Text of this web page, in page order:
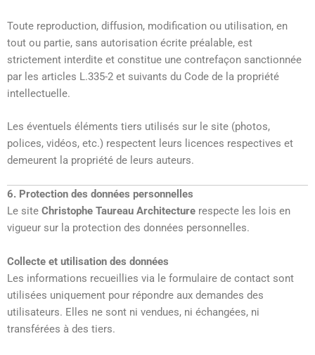
Toute reproduction, diffusion, modification ou utilisation, en
tout ou partie, sans autorisation écrite préalable, est
strictement interdite et constitue une contrefaçon sanctionnée
par les articles L.335-2 et suivants du Code de la propriété
intellectuelle.
Les éventuels éléments tiers utilisés sur le site (photos,
polices, vidéos, etc.) respectent leurs licences respectives et
demeurent la propriété de leurs auteurs.
6. Protection des données personnelles
Le site Christophe Taureau Architecture respecte les lois en
vigueur sur la protection des données personnelles.
Collecte et utilisation des données
Les informations recueillies via le formulaire de contact sont
utilisées uniquement pour répondre aux demandes des
utilisateurs. Elles ne sont ni vendues, ni échangées, ni
transférées à des tiers.